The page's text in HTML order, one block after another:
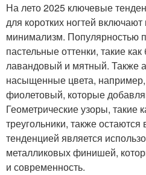
На лето 2025 ключевые
для коротких ногтей включают
минимализм. Популярностью
пастельные оттенки, такие
лавандовый и мятный. Также
насыщенные цвета,
фиолетовый, которые
Геометрические узоры, такие
треугольники, также
тенденцией является
металликовых финишей,
и современность.